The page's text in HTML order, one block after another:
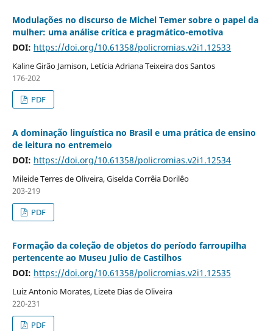
Modulações no discurso de Michel Temer sobre o papel da
mulher: uma análise crítica e pragmático-emotiva
DOI: https://doi.org/10.61358/policromias.v2i1.12533
Kaline Girão Jamison, Letícia Adriana Teixeira dos Santos
176-202
PDF
A dominação linguística no Brasil e uma prática de ensino
de leitura no entremeio
DOI: https://doi.org/10.61358/policromias.v2i1.12534
Mileide Terres de Oliveira, Giselda Corrêia Dorilêo
203-219
PDF
Formação da coleção de objetos do período farroupilha
pertencente ao Museu Julio de Castilhos
DOI: https://doi.org/10.61358/policromias.v2i1.12535
Luiz Antonio Morates, Lizete Dias de Oliveira
220-231
PDF